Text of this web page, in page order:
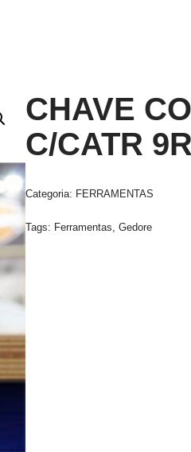
CHAVE
C/CATR
Categoria: FERRAMENTAS
Tags: Ferramentas ,Gedore